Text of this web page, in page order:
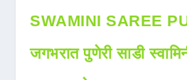
SWAMINI SAREE
जगभरात पुणेरी साडी